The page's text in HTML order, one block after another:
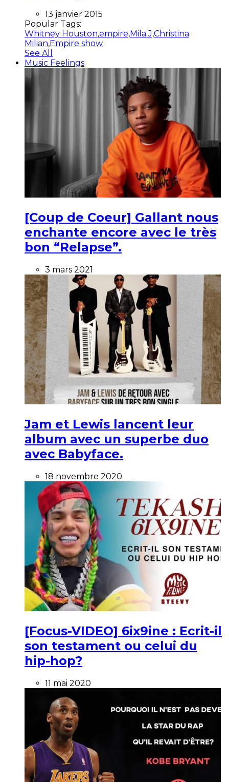
13 janvier 2015
Popular Tags:
Whitney Houston,empire,Mila J,Christina
Milian,Empire show
See All
Music Feelings
[Coup de Coeur] Gallant nous
enchante encore avec le très
bon “Relapse”.
3 mars 2021
Jam et Lewis lancent leur
album avec un superbe duo
avec Babyface.
18 novembre 2020
[Focus-VIDEO] 6ix9ine : Ecrit-il
son testament ou celui du
hip-hop?
11 mai 2020